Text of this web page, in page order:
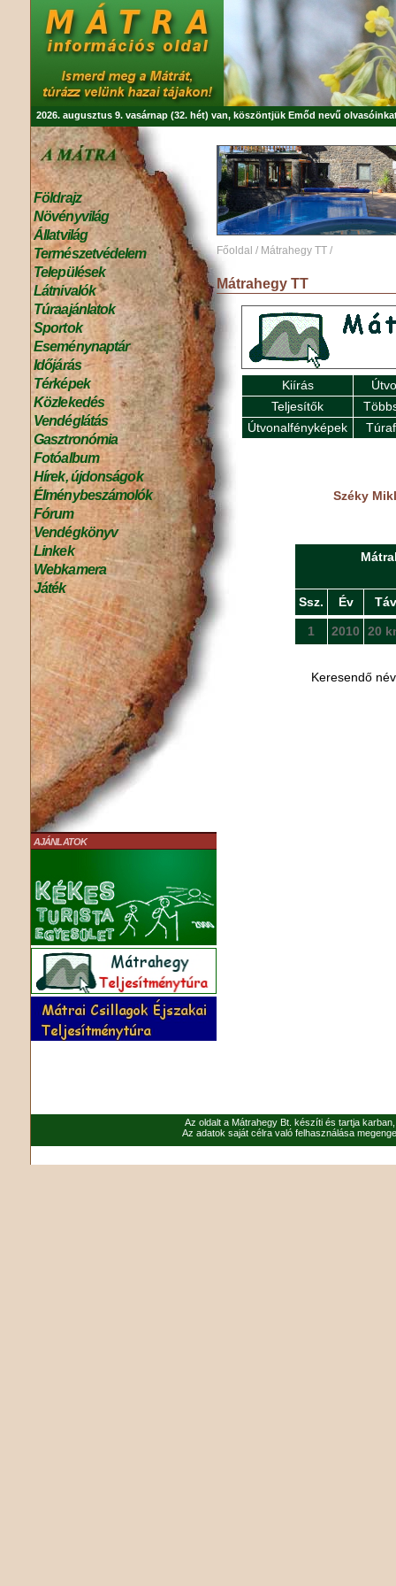
2026. augusztus 9. vasárnap (32. hét) van, köszöntjük Emőd nevű
Földrajz
Növényvilág
Állatvilág
Természetvédelem
Települések
Látnivalók
Túraajánlatok
Sportok
Eseménynaptár
Időjárás
Térképek
Közlekedés
Vendéglátás
Gasztronómia
Fotóalbum
Hírek, újdonságok
Élménybeszámolók
Fórum
Vendégkönyv
Linkek
Webkamera
Játék
AJÁNLATOK
Főoldal / Mátrahegy TT /
Mátrahegy TT
Kiírás
Teljesítők
Útvonalfényképek
Széky
Ssz. Év Táv
1 2010 20
Keresendő
Az oldalt a Mátrahegy Bt. készíti és tartja
Az adatok saját célra való felhasználása